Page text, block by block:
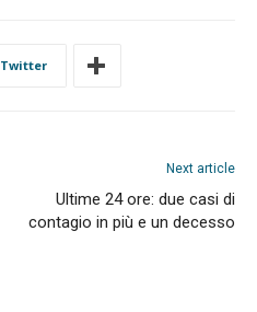
Twitter
Next article
Ultime 24 ore: due casi di
contagio in più e un decesso